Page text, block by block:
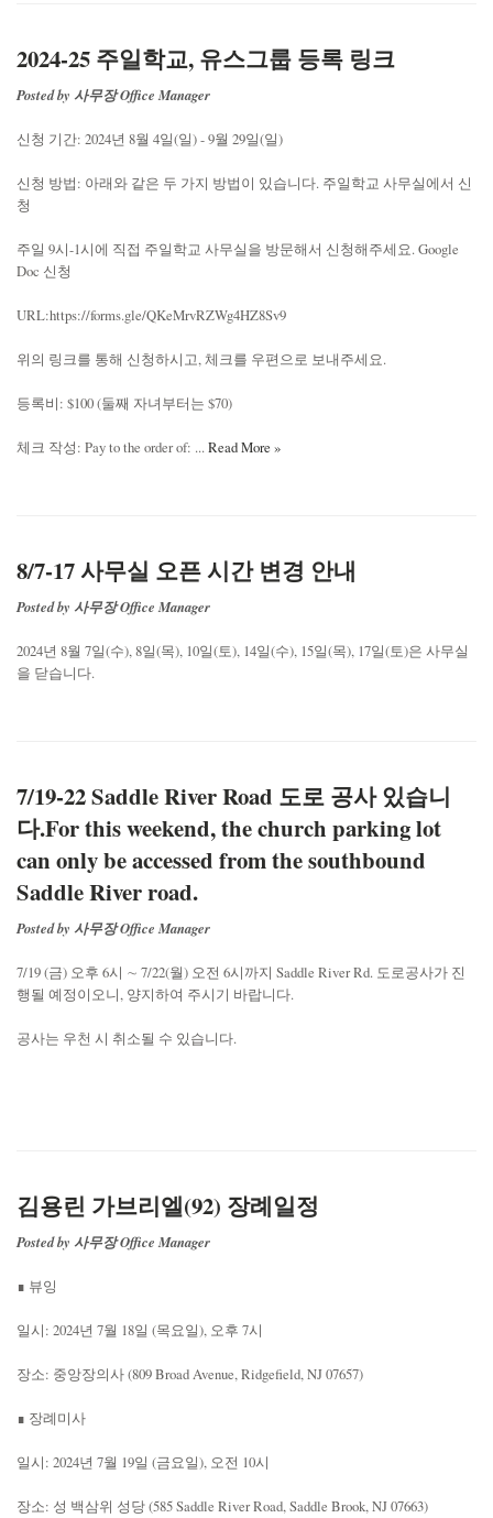
2024-25 주일학교, 유스그룹 등록 링크
Posted by 사무장 Office Manager
신청 기간: 2024년 8월 4일(일) - 9월 29일(일)
신청 방법: 아래와 같은 두 가지 방법이 있습니다. 주일학교 사무실에서 신
청
주일 9시-1시에 직접 주일학교 사무실을 방문해서 신청해주세요. Google
Doc 신청
URL:https://forms.gle/QKeMrvRZWg4HZ8Sv9
위의 링크를 통해 신청하시고, 체크를 우편으로 보내주세요.
등록비: $100 (둘째 자녀부터는 $70)
체크 작성: Pay to the order of: ...Read More »
8/7-17 사무실 오픈 시간 변경 안내
Posted by 사무장 Office Manager
2024년 8월 7일(수), 8일(목), 10일(토), 14일(수), 15일(목), 17일(토)은 사무실
을 닫습니다.
7/19-22 Saddle River Road 도로 공사 있습니
다.For this weekend, the church parking lot
can only be accessed from the southbound
Saddle River road.
Posted by 사무장 Office Manager
7/19 (금) 오후 6시 ∼ 7/22(월) 오전 6시까지 Saddle River Rd. 도로공사가 진
행될 예정이오니, 양지하여 주시기 바랍니다.
공사는 우천 시 취소될 수 있습니다.
김용린 가브리엘(92) 장례일정
Posted by 사무장 Office Manager
∎ 뷰잉
일시: 2024년 7월 18일 (목요일), 오후 7시
장소: 중앙장의사 (809 Broad Avenue, Ridgefield, NJ 07657)
∎ 장례미사
일시: 2024년 7월 19일 (금요일), 오전 10시
장소: 성 백삼위 성당 (585 Saddle River Road, Saddle Brook, NJ 07663)